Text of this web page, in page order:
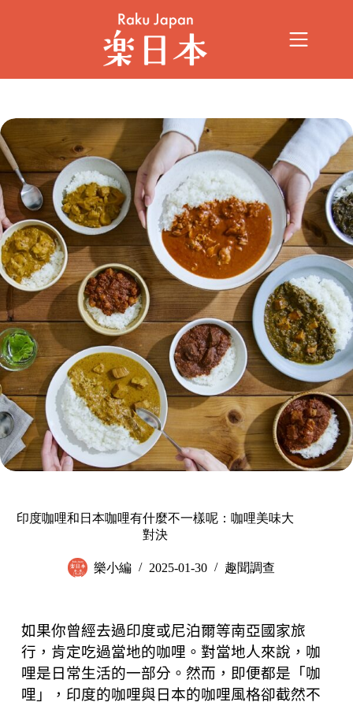
印度咖哩和日本咖哩有什麼不一樣呢：咖哩美味大
對決
樂小編 2025-01-30 趣聞調查
如果你曾經去過印度或尼泊爾等南亞國家旅
行，肯定吃過當地的咖哩。對當地人來說，咖
哩是日常生活的一部分。然而，即便都是「咖
哩」，印度的咖哩與日本的咖哩風格卻截然不